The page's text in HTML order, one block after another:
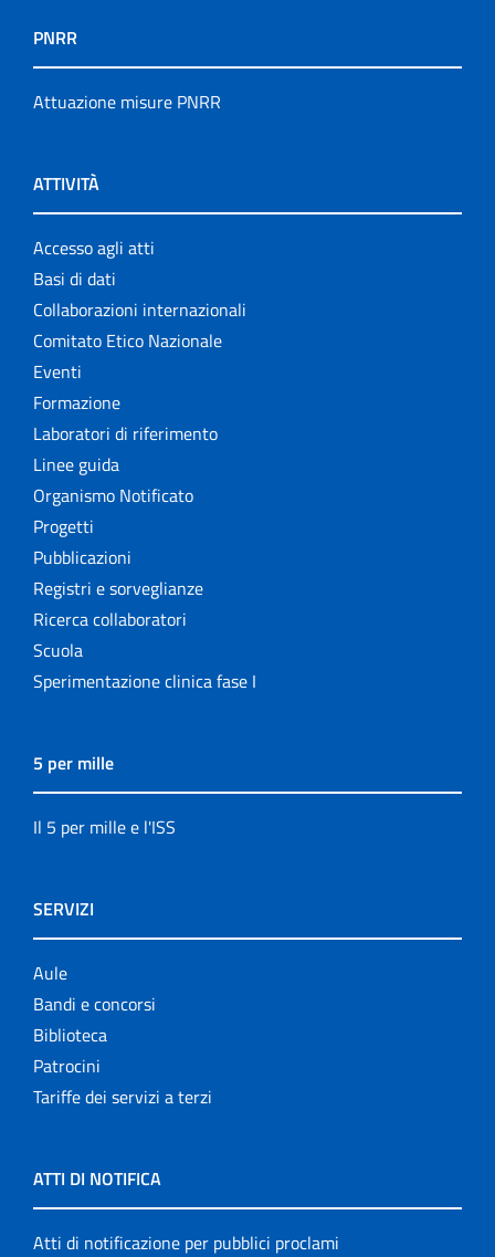
PNRR
Attuazione misure PNRR
ATTIVITÀ
Accesso agli atti
Basi di dati
Collaborazioni internazionali
Comitato Etico Nazionale
Eventi
Formazione
Laboratori di riferimento
Linee guida
Organismo Notificato
Progetti
Pubblicazioni
Registri e sorveglianze
Ricerca collaboratori
Scuola
Sperimentazione clinica fase I
5 per mille
Il 5 per mille e l'ISS
SERVIZI
Aule
Bandi e concorsi
Biblioteca
Patrocini
Tariffe dei servizi a terzi
ATTI DI NOTIFICA
Atti di notificazione per pubblici proclami